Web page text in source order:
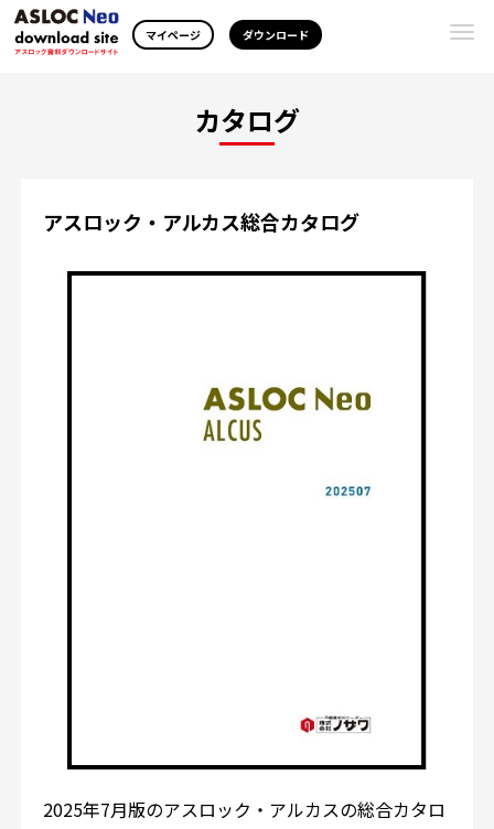
マイページ ダウンロード
カタログ
アスロック・アルカス総合カタログ
2025年7月版のアスロック・アルカスの総合カタロ